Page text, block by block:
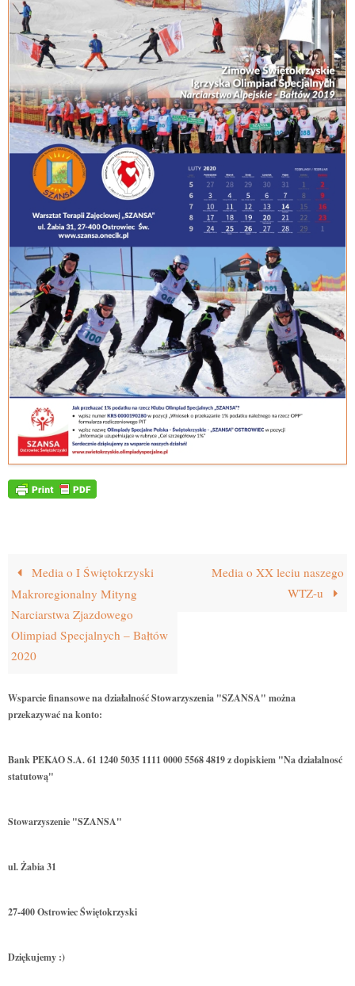
Media o I Świętokrzyski
Makroregionalny Mityng
Narciarstwa Zjazdowego
Olimpiad Specjalnych – Bałtów
2020
Media o XX leciu naszego
WTZ-u
Wsparcie finansowe na działalność Stowarzyszenia "SZANSA" można
przekazywać na konto:
Bank PEKAO S.A. 61 1240 5035 1111 0000 5568 4819 z dopiskiem "Na działalnosć
statutową"
Stowarzyszenie "SZANSA"
ul. Żabia 31
27-400 Ostrowiec Świętokrzyski
Dziękujemy :)